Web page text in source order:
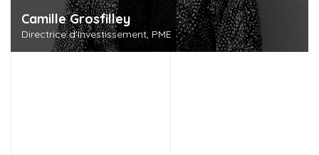
Camille Grosfilley
Directrice d'Investissement, PME